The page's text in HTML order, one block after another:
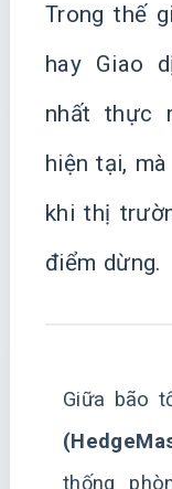
Trong thế
hay Giao
nhất thực
hiện tại,
khi thị
điểm dừng.
Giữa bão
thống